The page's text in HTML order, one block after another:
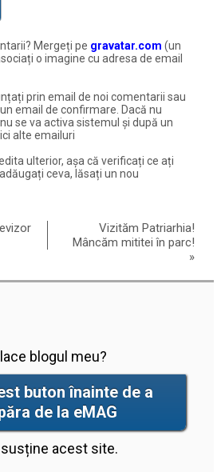
Mergeți pe gravatar.com (un
o imagine cu adresa de email
prin email de noi comentarii sau
email de confirmare. Dacă nu
se va activa sistemul și după un
alte emailuri
ulterior, așa că verificați ce ați
ceva, lăsați un nou
Vizităm Patriarhia!
Mâncăm mititei în parc!
»
blogul meu?
buton înainte de a
de la eMAG
acest site.